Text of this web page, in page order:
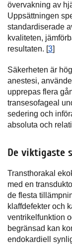
övervakning av
Uppsättningen
standardiserade
kvaliteten,
resultaten. [3]
Säkerheten är
anestesi,
upprepas flera
transesofageal
sedering och
absoluta och
De viktigaste
Transthorakal
med en
de flesta
klaffdefekter och
ventrikelfunktion
begränsad kan
endokardiell